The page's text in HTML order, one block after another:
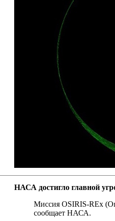
НАСА достигло главной
Миссия OSIRIS-REx
сообщает НАСА.